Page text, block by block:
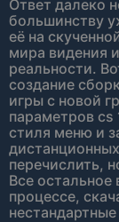
Ответ далеко
большинству
её на
мира видения
реальности.
создание
игры с новой
параметров cs
стиля меню и
перечислить,
Все
процессе,